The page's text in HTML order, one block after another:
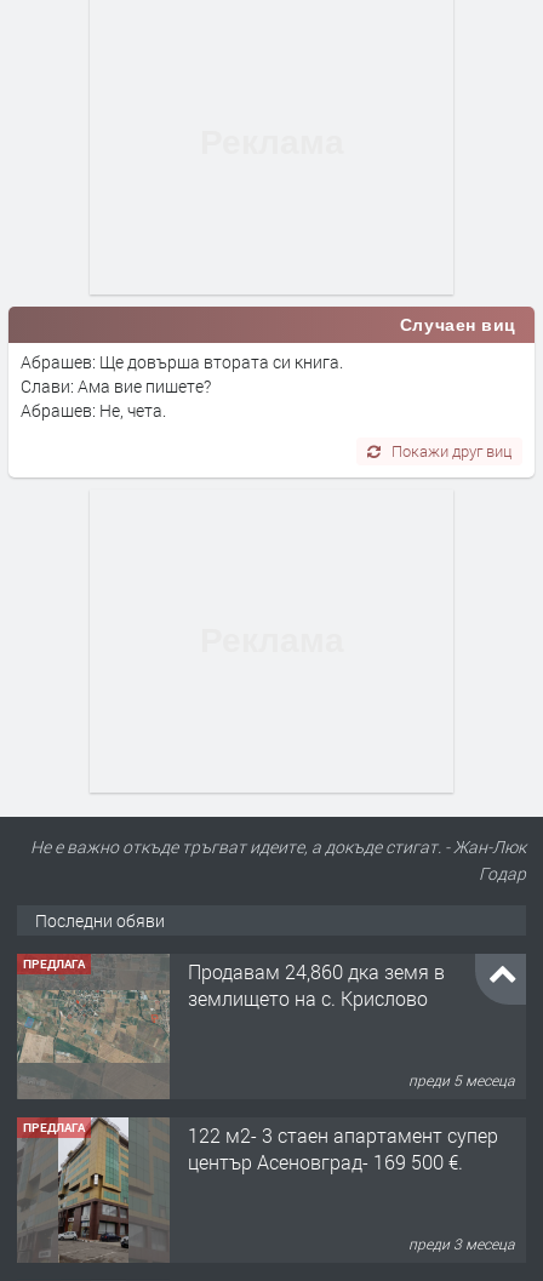
Случаен виц
Абрашев: Ще довърша втората си книга.
Слави: Ама вие пишете?
Абрашев: Не, чета.
Покажи друг виц
Не е важно откъде тръгват идеите, а докъде стигат. - Жан-Люк
Годар
Последни обяви
ПРЕДЛАГА
Продавам 24,860 дка земя в
землището на с. Крислово
преди 5 месеца
ПРЕДЛАГА
122 м2- 3 стаен апартамент супер
център Асеновград- 169 500 €.
преди 3 месеца